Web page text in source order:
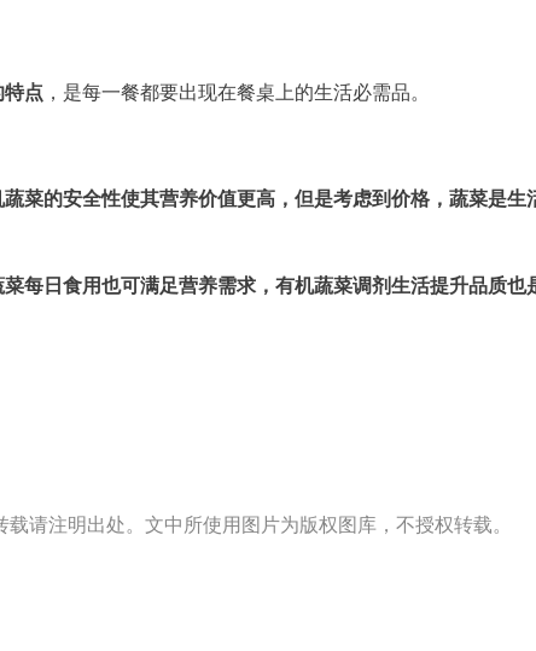
点 ，是每一餐都要出现在餐桌上的生活必需品。
菜的安全性使其营养价值更高 ，但是考虑到价格，蔬菜是生
每日食用也可满足营养需求 ，有机蔬菜调剂生活提升品质也
请注明出处。文中所使用图片为版权图库，不授权转载。